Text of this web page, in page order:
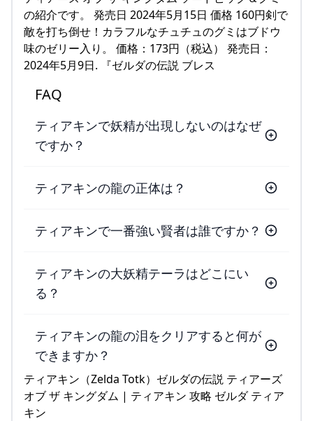
の紹介です。 発売日 2024年5月15日 価格 160円剣で
敵を打ち倒せ！カラフルなチュチュのグミはブドウ
味のゼリー入り。 価格：173円（税込） 発売日：
2024年5月9日. 『ゼルダの伝説 ブレス
FAQ
ティアキンで妖精が出現しないのはなぜ
ですか？
ティアキンの龍の正体は？
ティアキンで一番強い賢者は誰ですか？
ティアキンの大妖精テーラはどこにい
る？
ティアキンの龍の泪をクリアすると何が
できますか？
ティアキン（Zelda Totk）ゼルダの伝説 ティアーズ
オブ ザ キングダム | ティアキン 攻略 ゼルダ ティア
キン